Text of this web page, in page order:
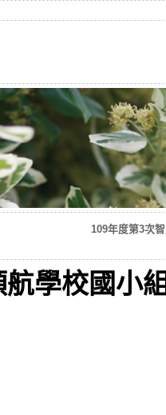
109年度第3次
學校國小